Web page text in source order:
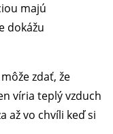
majú
dokážu
zdať, že
víria teplý vzduch
až vo chvíli keď si